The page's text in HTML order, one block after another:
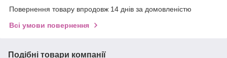
Повернення товару впродовж 14 днів за домовленістю
Всі умови повернення
Подібні товари компанії